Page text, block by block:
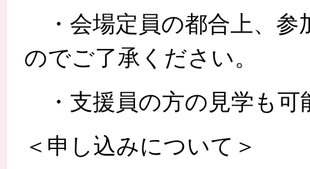
・会場定員の都合上、参
のでご了承ください。
・支援員の方の見学も可
＜申し込みについて＞